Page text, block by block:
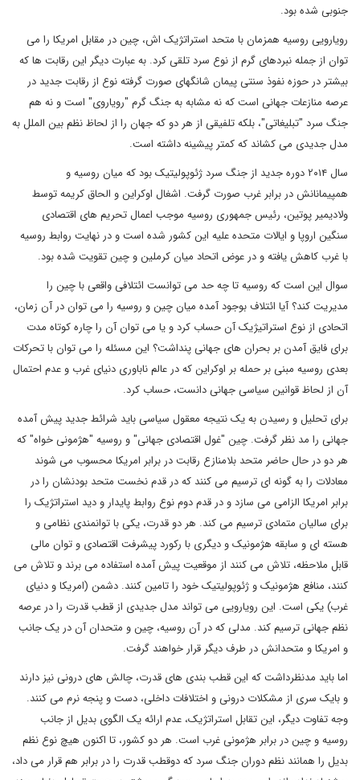
جنوبی شده بود.
رویارویی روسیه همزمان با متحد استراتژیک اش، چین در مقابل امریکا را می
توان از جمله نبردهای گرم از نوع سرد تلقی کرد. به عبارت دیگر این رقابت ها که
بیشتر در حوزه نفوذ سنتی پیمان شانگهای صورت گرفته نوع از رقابت جدید در
عرصه منازعات جهانی است که نه مشابه به جنگ گرم "رویاروی" است و نه هم
جنگ سرد "تبلیغاتی"، بلکه تلفیقی از هر دو که جهان را از لحاظ نظم بین الملل به
مدل جدیدی می کشاند که کمتر پیشینه داشته است.
سال ۲۰۱۴ دوره جدید از جنگ سرد ژئوپولیتیک بود که میان روسیه و
همپیمانانش در برابر غرب صورت گرفت. اشغال اوکراین و الحاق کریمه توسط
ولادیمیر پوتین، رئیس جمهوری روسیه موجب اعمال تحریم های اقتصادی
سنگین اروپا و ایالات متحده علیه این کشور شده است و در نهایت روابط روسیه
با غرب کاهش یافته و در عوض اتحاد میان کرملین و چین تقویت شده بود.
سوال این است که روسیه تا چه حد می توانست ائتلافی واقعی با چین را
مدیریت کند؟ آیا ائتلاف بوجود آمده میان چین و روسیه را می توان در آن زمان،
اتحادی از نوع استراتیژیک آن حساب کرد و یا می توان آن را چاره کوتاه مدت
برای فایق آمدن بر بحران های جهانی پنداشت؟ این مسئله را می توان با تحرکات
بعدی روسیه مبنی بر حمله بر اوکراین که در عالم ناباوری دنیای غرب و عدم احتمال
آن از لحاظ قوانین سیاسی جهانی دانست، حساب کرد.
برای تحلیل و رسیدن به یک نتیجه معقول سیاسی باید شرائط جدید پیش آمده
جهانی را مد نظر گرفت. چین "غول اقتصادی جهانی" و روسیه "هژمونی خواه" که
هر دو در حال حاضر متحد بلامنازع رقابت در برابر امریکا محسوب می شوند
معادلات را به گونه ای ترسیم می کنند که در قدم نخست متحد بودنشان را در
برابر امریکا الزامی می سازد و در قدم دوم نوع روابط پایدار و دید استراتژیک را
برای سالیان متمادی ترسیم می کند. هر دو قدرت، یکی با توانمندی نظامی و
هسته ای و سابقه هژمونیک و دیگری با رکورد پیشرفت اقتصادی و توان مالی
قابل ملاحظه، تلاش می کنند از موقعیت پیش آمده استفاده می برند و تلاش می
کنند، منافع هژمونیک و ژئوپولیتیک خود را تامین کنند. دشمن (امریکا و دنیای
غرب) یکی است. این رویارویی می تواند مدل جدیدی از قطب قدرت را در عرصه
نظم جهانی ترسیم کند. مدلی که در آن روسیه، چین و متحدان آن در یک جانب
و امریکا و متحدانش در طرف دیگر قرار خواهند گرفت.
اما باید مدنظرداشت که این قطب بندی های قدرت، چالش های درونی نیز دارند
و بایک سری از مشکلات درونی و اختلافات داخلی، دست و پنجه نرم می کنند.
وجه تفاوت دیگر، این تقابل استراتژیک، عدم ارائه یک الگوی بدیل از جانب
روسیه و چین در برابر هژمونی غرب است. هر دو کشور، تا اکنون هیچ نوع نظم
بدیل را همانند نظم دوران جنگ سرد که دوقطب قدرت را در برابر هم قرار می داد،